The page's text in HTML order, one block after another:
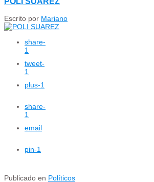
Escrito por Mariano
share-
1
tweet-
1
plus-1
share-
1
email
pin-1
Publicado en Políticos